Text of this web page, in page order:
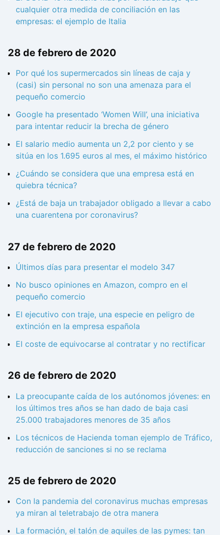
cualquier otra medida de conciliación en las
empresas: el ejemplo de Italia
28 de febrero de 2020
Por qué los supermercados sin líneas de caja y
(casi) sin personal no son una amenaza para el
pequeño comercio
Google ha presentado ‘Women Will’, una iniciativa
para intentar reducir la brecha de género
El salario medio aumenta un 2,2 por ciento y se
sitúa en los 1.695 euros al mes, el máximo histórico
¿Cuándo se considera que una empresa está en
quiebra técnica?
¿Está de baja un trabajador obligado a llevar a cabo
una cuarentena por coronavirus?
27 de febrero de 2020
Últimos días para presentar el modelo 347
No busco opiniones en Amazon, compro en el
pequeño comercio
El ejecutivo con traje, una especie en peligro de
extinción en la empresa española
El coste de equivocarse al contratar y no rectificar
26 de febrero de 2020
La preocupante caída de los autónomos jóvenes: en
los últimos tres años se han dado de baja casi
25.000 trabajadores menores de 35 años
Los técnicos de Hacienda toman ejemplo de Tráfico,
reducción de sanciones si no se reclama
25 de febrero de 2020
Con la pandemia del coronavirus muchas empresas
ya miran al teletrabajo de otra manera
La formación, el talón de aquiles de las pymes: tan